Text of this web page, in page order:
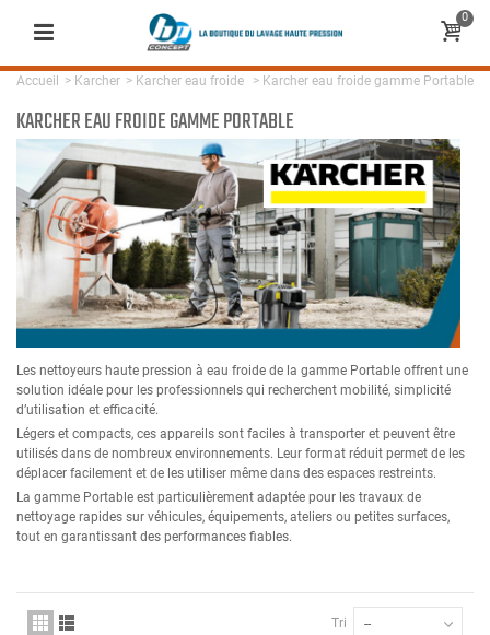
0
Accueil > Karcher > Karcher eau froide > Karcher eau froide gamme Portable
KARCHER EAU FROIDE GAMME PORTABLE
Les nettoyeurs haute pression à eau froide de la gamme Portable offrent une
solution idéale pour les professionnels qui recherchent mobilité, simplicité
d’utilisation et efficacité.
Légers et compacts, ces appareils sont faciles à transporter et peuvent être
utilisés dans de nombreux environnements. Leur format réduit permet de les
déplacer facilement et de les utiliser même dans des espaces restreints.
La gamme Portable est particulièrement adaptée pour les travaux de
nettoyage rapides sur véhicules, équipements, ateliers ou petites surfaces,
tout en garantissant des performances fiables.
Tri --